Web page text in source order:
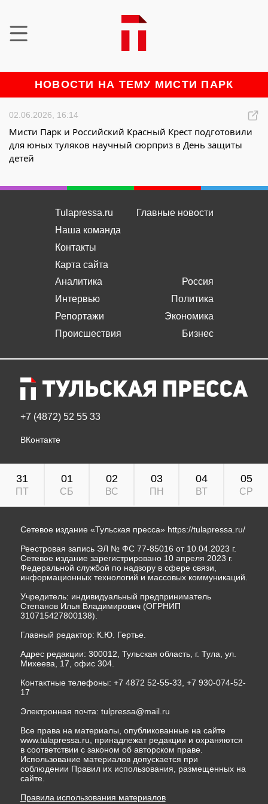
НОВОСТИ НА ТЕМУ МИСТИ ПАРК
02.06.2026, 16:14
Мисти Парк и Российский Красный Крест подготовили
для юных туляков научный сюрприз в День защиты
детей
Tulapressa.ru
Наша команда
Контакты
Карта сайта
Главные новости
Аналитика
Интервью
Репортажи
Происшествия
Россия
Политика
Экономика
Бизнес
+7 (4872) 52 55 33
ВКонтакте
31
ПТ
01
СБ
02
ВС
03
ПН
04
ВТ
05
СР
Сетевое издание «Тульская пресса» https://tulapressa.ru/
Реестровая запись ЭЛ № ФС 77-85016 от 10.04.2023 г.
Сетевое издание зарегистрировано 10 апреля 2023 г.
Федеральной службой по надзору в сфере связи,
информационных технологий и массовых коммуникаций.
Учредитель: индивидуальный предприниматель
Степанов Илья Владимирович (ОГРНИП
310715427800138).
Главный редактор: К.Ю. Гертье.
Адрес редакции: 300012, Тульская область, г. Тула, ул.
Михеева, 17, офис 304.
Контактные телефоны: +7 4872 52-55-33, +7 930-074-52-
17
Электронная почта: tulpressa@mail.ru
Все права на материалы, опубликованные на сайте
www.tulapressa.ru, принадлежат редакции и охраняются
в соответствии с законом об авторском праве.
Использование материалов допускается при
соблюдении Правил их использования, размещенных на
сайте.
Правила использования материалов